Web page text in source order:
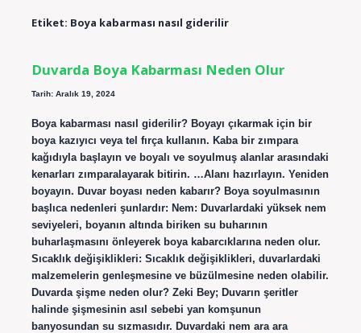
Etiket: Boya kabarması nasıl giderilir
Duvarda Boya Kabarması Neden Olur
Tarih: Aralık 19, 2024
Boya kabarması nasıl giderilir? Boyayı çıkarmak için bir
boya kazıyıcı veya tel fırça kullanın. Kaba bir zımpara
kağıdıyla başlayın ve boyalı ve soyulmuş alanlar arasındaki
kenarları zımparalayarak bitirin. …Alanı hazırlayın. Yeniden
boyayın. Duvar boyası neden kabarır? Boya soyulmasının
başlıca nedenleri şunlardır: Nem: Duvarlardaki yüksek nem
seviyeleri, boyanın altında biriken su buharının
buharlaşmasını önleyerek boya kabarcıklarına neden olur.
Sıcaklık değişiklikleri: Sıcaklık değişiklikleri, duvarlardaki
malzemelerin genleşmesine ve büzülmesine neden olabilir.
Duvarda şişme neden olur? Zeki Bey; Duvarın şeritler
halinde şişmesinin asıl sebebi yan komşunun
banyosundan su sızmasıdır. Duvardaki nem ara ara